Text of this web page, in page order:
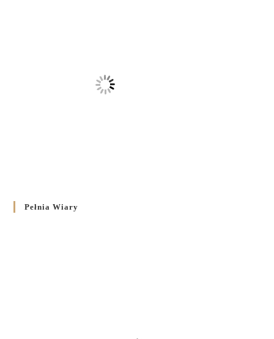
Pełnia Wiary